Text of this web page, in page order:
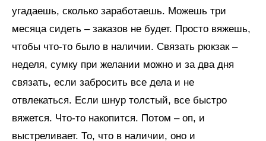
угадаешь, сколько заработаешь. Можешь три
месяца сидеть – заказов не будет. Просто вяжешь,
чтобы что-то было в наличии. Связать рюкзак –
неделя, сумку при желании можно и за два дня
связать, если забросить все дела и не
отвлекаться. Если шнур толстый, все быстро
вяжется. Что-то накопится. Потом – оп, и
выстреливает. То, что в наличии, оно и